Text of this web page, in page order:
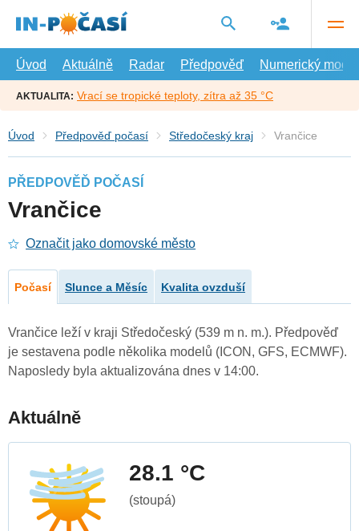
hlavní
Úvod
Aktuálně Radar Předpověď Numerický model
AKTUALITA: Vrací se tropické teploty, zítra až 35 °C
Úvod Předpověď počasí Středočeský kraj Vrančice
PŘEDPOVĚĎ POČASÍ
Vrančice
Označit jako domovské město
Počasí Slunce a Měsíc Kvalita ovzduší
Vrančice leží v kraji Středočeský (539 m n. m.). Předpověď
je sestavena podle několika modelů (ICON, GFS, ECMWF).
Naposledy byla aktualizována dnes v 14:00.
Aktuálně
28.1 °C
(stoupá)